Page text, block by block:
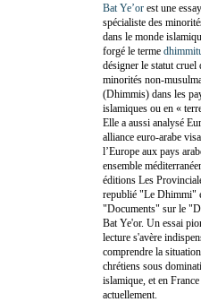
Bat Ye’or est une
spécialiste des
dans le monde
forgé le terme
désigner le statut cruel
minorités non-
(Dhimmis) dans les
islamiques ou en «
Elle a aussi analysé
alliance euro-arabe
l’Europe aux pays
ensemble
éditions Les
republié "Le Dhimmi"
"Documents" sur le
Bat Ye'or. Un essai
lecture s'avère
comprendre la
chrétiens sous
islamique, et en France
actuellement.